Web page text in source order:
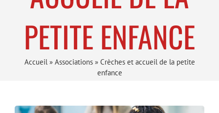
PETITE ENFANCE
Accueil » Associations» Crèches et accueil de la petite
enfance